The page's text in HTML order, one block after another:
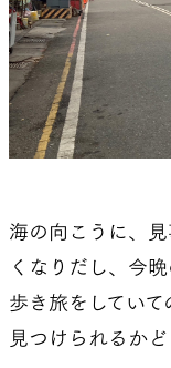
海の向こうに、
くなりだし、今
歩き旅をしてい
見つけられるかど